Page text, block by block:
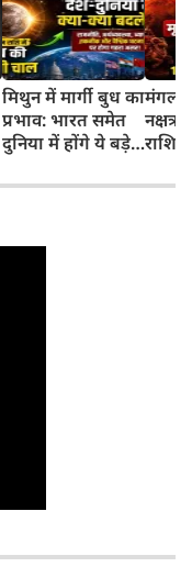
मिथुन में मार्गी बुध का
प्रभाव: भारत समेत
दुनिया में होंगे ये बड़े
मंगल
नक्षत्र
किसे